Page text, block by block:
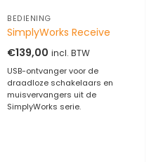
BEDIENING
SimplyWorks Receive
€139,00 incl. BTW
USB-ontvanger voor de
draadloze schakelaars en
muisvervangers uit de
SimplyWorks serie.